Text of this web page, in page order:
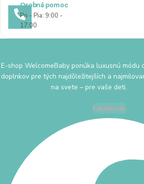
Osobná pomoc
Po - Pia: 9:00 -
17:00
E-shop WelcomeBaby ponúka luxusnú módu
doplnkov pre tých najdôležitejších a
na svete – pre vaše deti.
Facebook